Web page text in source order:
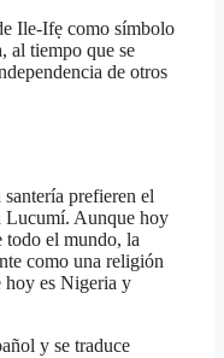
Ile-Ifẹ como símbolo
al tiempo que se
de otros
prefieren el
Lucumí. Aunque hoy
todo el mundo, la
como una religión
hoy es Nigeria y
y se traduce